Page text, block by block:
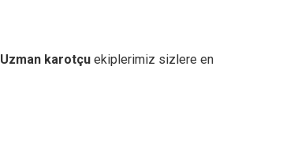
Uzman karotçu ekiplerimiz sizlere en